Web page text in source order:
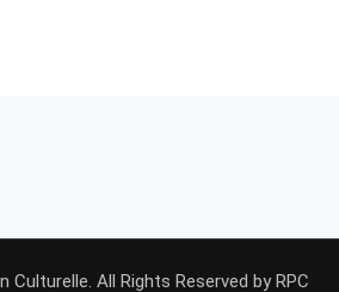
Culturelle. All Rights Reserved byRPC